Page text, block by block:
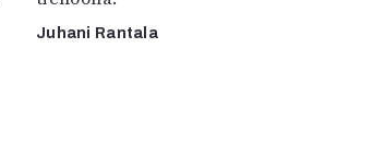
Juhani Rantala